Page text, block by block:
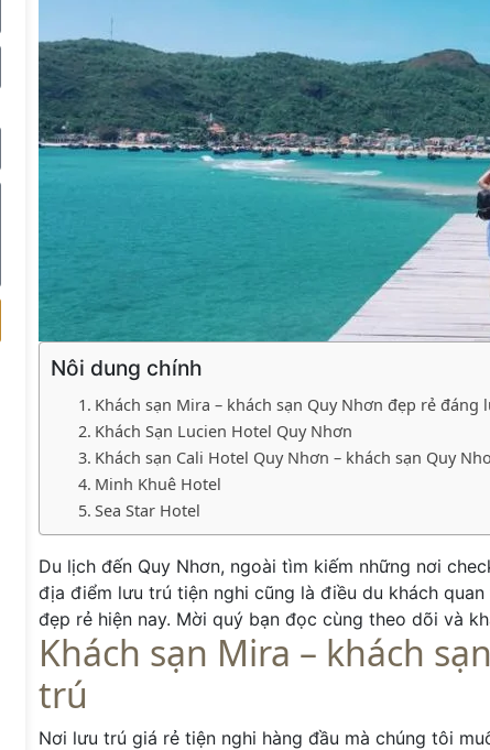
Nôi dung chính
Khách sạn Mira – khách sạn Quy Nhơn đẹp rẻ đáng
Khách Sạn Lucien Hotel Quy Nhơn
Khách sạn Cali Hotel Quy Nhơn – khách sạn Quy
Minh Khuê Hotel
Sea Star Hotel
Du lịch đến Quy Nhơn, ngoài tìm kiếm những nơi
địa điểm lưu trú tiện nghi cũng là điều du khách
đẹp rẻ hiện nay. Mời quý bạn đọc cùng theo dõi và
Khách sạn Mira – khách
trú
Nơi lưu trú giá rẻ tiện nghi hàng đầu mà chúng tôi